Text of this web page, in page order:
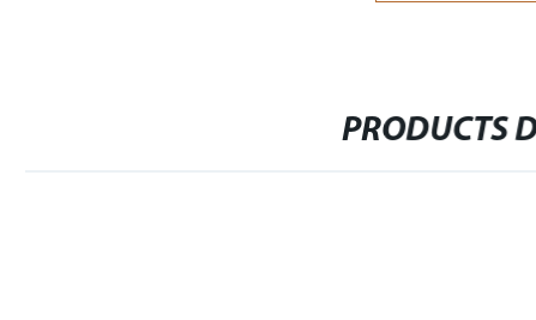
PRODUCTS